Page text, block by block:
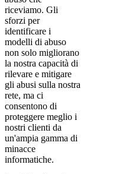
riceviamo. Gli
sforzi per
identificare i
modelli di abuso
non solo migliorano
la nostra capacità di
rilevare e mitigare
gli abusi sulla nostra
rete, ma ci
consentono di
proteggere meglio i
nostri clienti da
un'ampia gamma di
minacce
informatiche.